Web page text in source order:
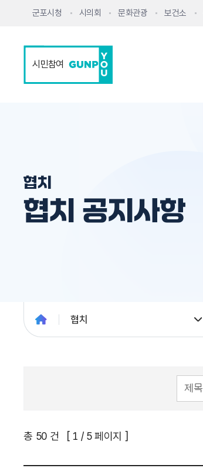
군포시청 시의회 문화관광 보건소
시민참여
협치
협치 공지사항
협치
총 50건 [ 1 / 5 페이지 ]